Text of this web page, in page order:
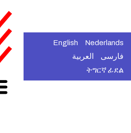
Nederlands
English
فارسی
العربية
ትግርኛ ፊደል